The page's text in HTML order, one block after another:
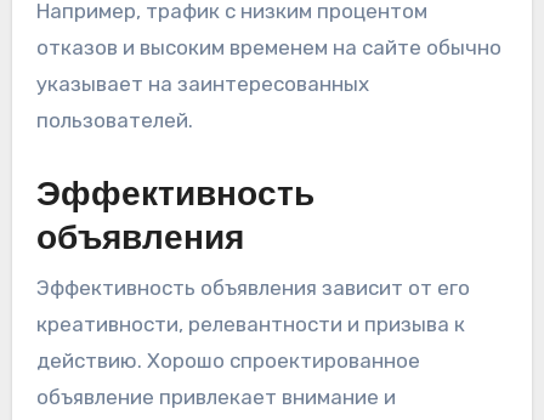
Например, трафик с низким процентом
отказов и высоким временем на сайте обычно
указывает на заинтересованных
пользователей.
Эффективность
объявления
Эффективность объявления зависит от его
креативности, релевантности и призыва к
действию. Хорошо спроектированное
объявление привлекает внимание и